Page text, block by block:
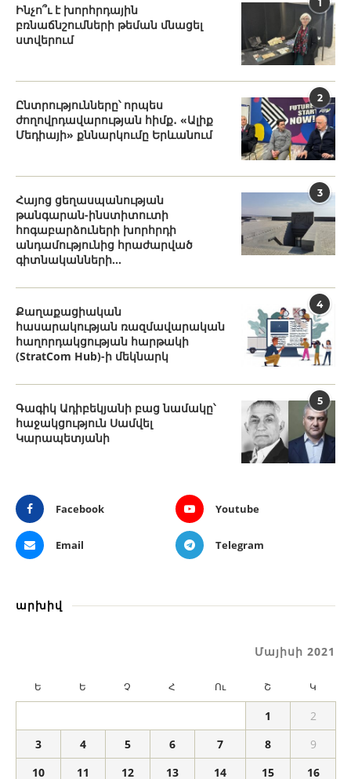
1
Ինչո՞ւ է խորհրդային
բռնաճնշումների թեման մնացել
ստվերում
2
Ընտրությունները՝ որպես
ժողովրդավարության հիմք․ «Ալիք
Մեդիայի» քննարկումը Երևանում
3
Հայոց ցեղասպանության
թանգարան-ինստիտուտի
հոգաբարձուների խորհրդի
անդամությունից հրաժարված
գիտնականների...
4
Քաղաքացիական
հասարակության ռազմավարական
հաղորդակցության հարթակի
(StratCom Hub)-ի մեկնարկ
5
Գագիկ Ադիբեկյանի բաց նամակը՝
հաջակցություն Սամվել
Կարապետյանի
Facebook Youtube
Email Telegram
արխիվ
Մայիսի 2021
Ե Ե Չ Հ Ու Շ Կ
1
2
3
4 5 6 7 8
9
10
11 12 13 14 15
16